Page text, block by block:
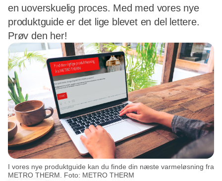
en uoverskuelig proces. Med med vores nye
produktguide er det lige blevet en del lettere.
Prøv den her!
I vores nye produktguide kan du finde din næste varmeløsning fra
METRO THERM. Foto: METRO THERM